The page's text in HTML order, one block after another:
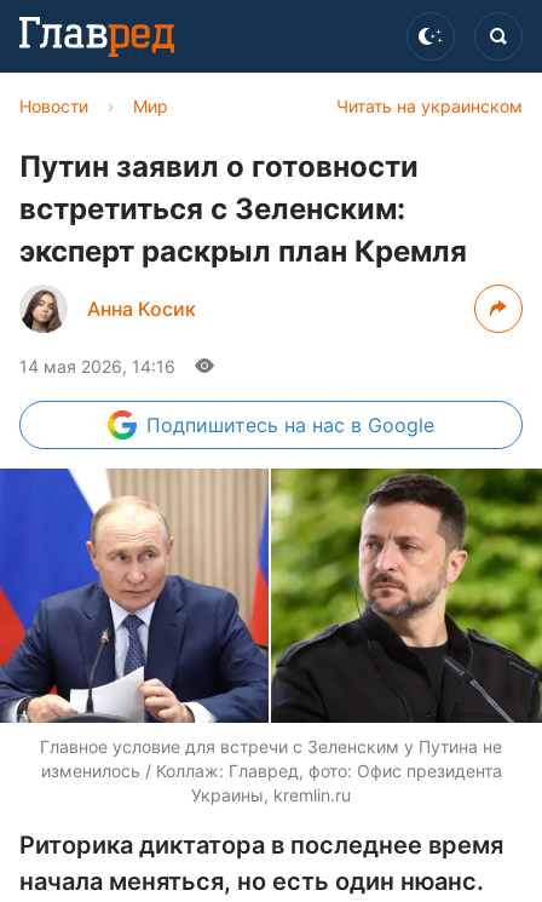
Читать на украинском
Новости › Мир
Путин заявил о готовности
встретиться с Зеленским:
эксперт раскрыл план Кремля
Анна Косик
14 мая 2026, 14:16
Подпишитесь на нас в Google
Главное условие для встречи с Зеленским у Путина не
изменилось / Коллаж: Главред, фото: Офис президента
Украины, kremlin.ru
Риторика диктатора в последнее время
начала меняться, но есть один нюанс.